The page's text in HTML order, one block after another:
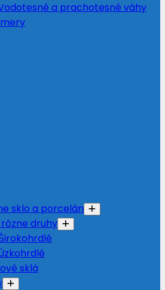
a prachotesné váhy
sklo a porcelán
druhy
sklá